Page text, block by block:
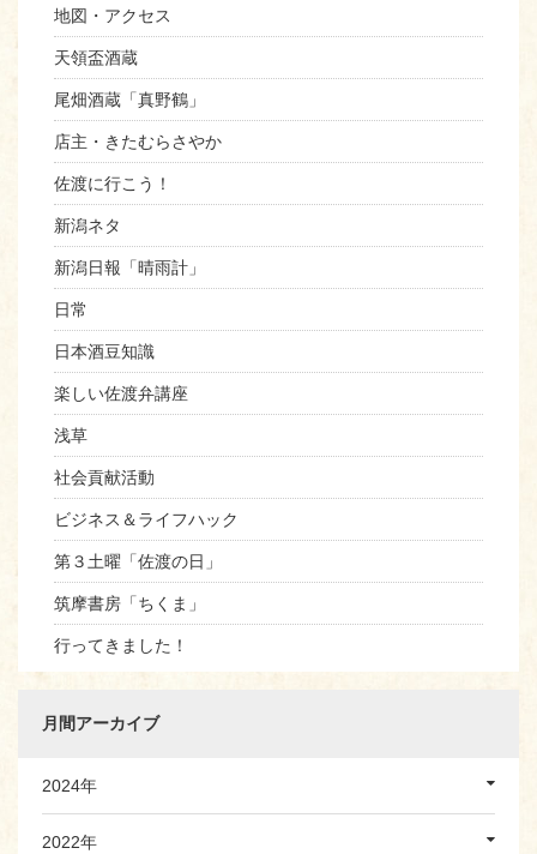
地図・アクセス
天領盃酒蔵
尾畑酒蔵「真野鶴」
店主・きたむらさやか
佐渡に行こう！
新潟ネタ
新潟日報「晴雨計」
日常
日本酒豆知識
楽しい佐渡弁講座
浅草
社会貢献活動
ビジネス＆ライフハック
第３土曜「佐渡の日」
筑摩書房「ちくま」
行ってきました！
月間アーカイブ
2024年
2022年